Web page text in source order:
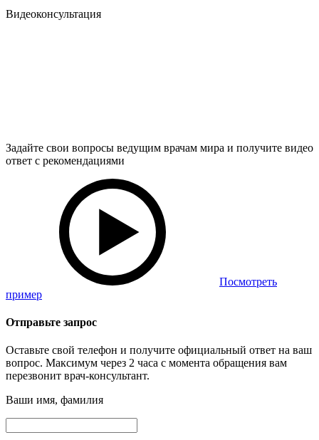
Видеоконсультация
Задайте свои вопросы ведущим врачам мира и получите видео
ответ с рекомендациями
Посмотреть
пример
Отправьте запрос
Оставьте свой телефон и получите официальный ответ на ваш
вопрос. Максимум через 2 часа с момента обращения вам
перезвонит врач-консультант.
Ваши имя, фамилия